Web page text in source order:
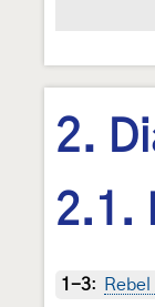
2.
2.1.
1-3: